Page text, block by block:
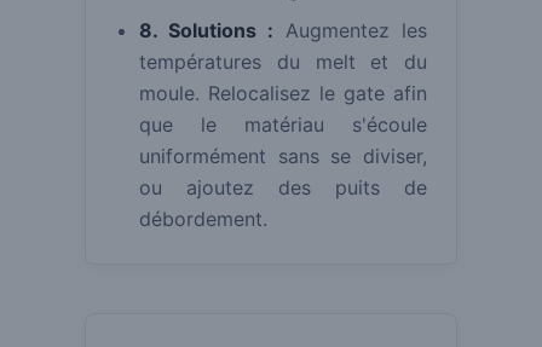
8. Solutions : Augmentez les
températures du melt et du
moule. Relocalisez le gate afin
que le matériau s'écoule
uniformément sans se diviser,
ou ajoutez des puits de
débordement.